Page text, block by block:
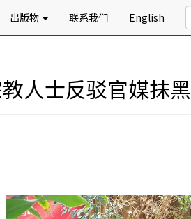
出版物 联系我们 English
人士反驳官媒抺黑